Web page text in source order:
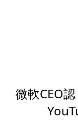
微軟CEO